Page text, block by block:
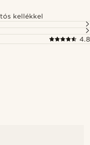
kellékkel
4.8